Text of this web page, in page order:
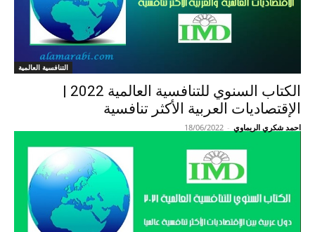
التنافسية العالمية
الكتاب السنوي للتنافسية العالمية 2022 |
الإقتصاديات العربية الأكثر تنافسية
احمد شكري الريماوي -
18/06/2022